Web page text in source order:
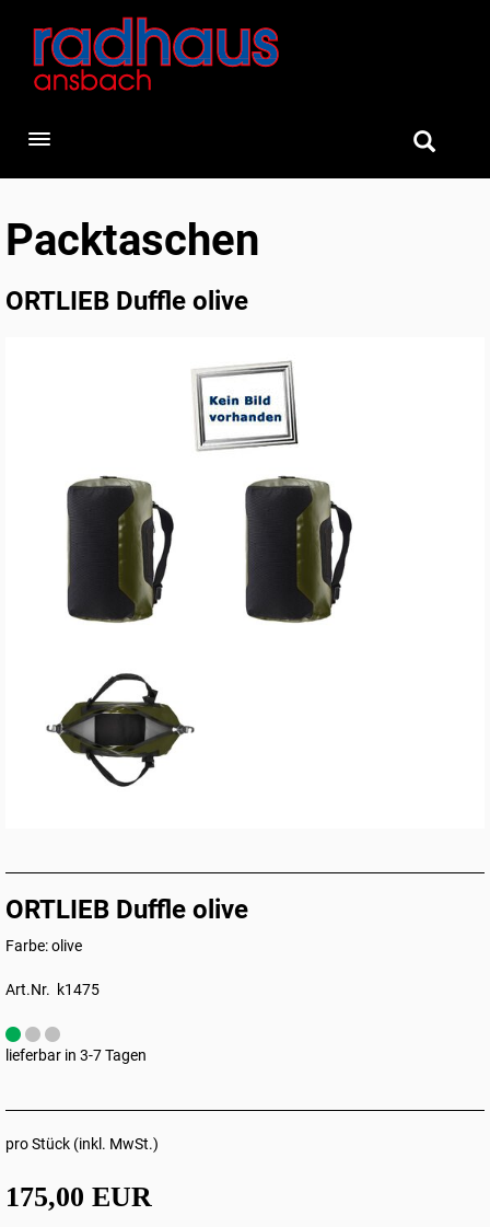
Toggle navigation
Packtaschen
ORTLIEB Duffle olive
ORTLIEB Duffle olive
Farbe: olive
Art.Nr. k1475
lieferbar in 3-7 Tagen
pro Stück (inkl. MwSt.)
175,00 EUR